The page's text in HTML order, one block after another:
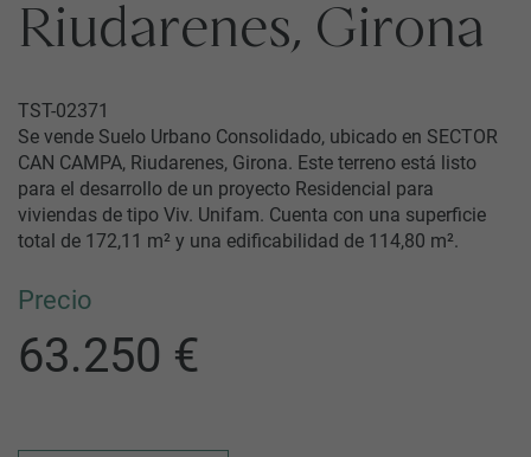
Riudarenes, Girona
TST-02371
Se vende Suelo Urbano Consolidado, ubicado en SECTOR
CAN CAMPA, Riudarenes, Girona. Este terreno está listo
para el desarrollo de un proyecto Residencial para
viviendas de tipo Viv. Unifam. Cuenta con una superficie
total de 172,11 m² y una edificabilidad de 114,80 m².
Precio
63.250 €